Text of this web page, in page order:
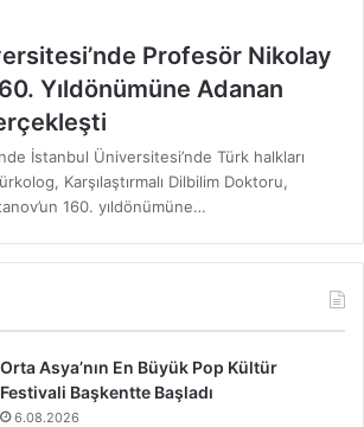
Profesör Nikolay
Yıldönümüne Adanan
İstanbul Üniversitesi’nde Türk halkları
Karşılaştırmalı Dilbilim Doktoru,
160. yıldönümüne…
Orta Asya’nın En Büyük Pop Kültür
Festivali Başkentte Başladı
6.08.2026